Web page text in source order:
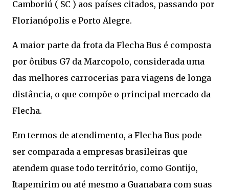
Camboriú ( SC ) aos países citados, passando por
Florianópolis e Porto Alegre.
A maior parte da frota da Flecha Bus é composta
por ônibus G7 da Marcopolo, considerada uma
das melhores carrocerias para viagens de longa
distância, o que compõe o principal mercado da
Flecha.
Em termos de atendimento, a Flecha Bus pode
ser comparada a empresas brasileiras que
atendem quase todo território, como Gontijo,
Itapemirim ou até mesmo a Guanabara com suas